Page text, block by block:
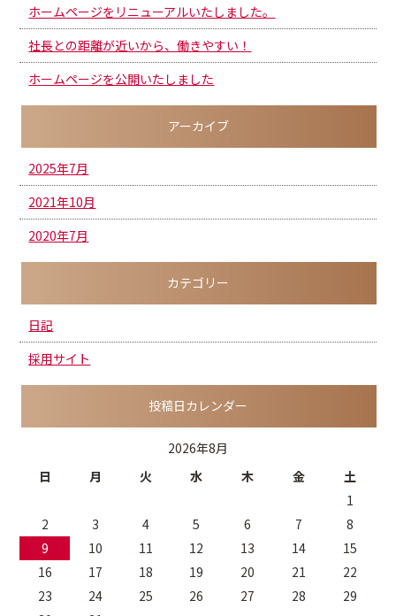
ホームページをリニューアルいたしました。
社長との距離が近いから、働きやすい！
ホームページを公開いたしました
アーカイブ
2025年7月
2021年10月
2020年7月
カテゴリー
日記
採用サイト
投稿日カレンダー
2026年8月
日
月 火 水 木 金
土
1
2
3 4 5 6 7
8
9
10 11 12 13 14
15
16
17 18 19 20 21
22
23
24 25 26 27 28
29